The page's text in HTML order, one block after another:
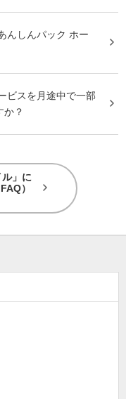
んしんパック ホー
ビスを月途中で一部
か？
ル」に
）